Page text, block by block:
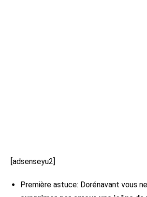
[adsenseyu2]
Première astuce: Dorénavant vous